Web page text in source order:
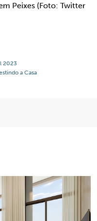
Peixes (Foto: Twitter
2023
a Casa